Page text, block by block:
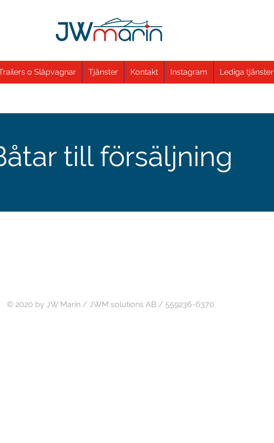
o Släpvagnar Tjänster Kontakt Instagram Lediga tjänster
till försäljning
© 2020 by JW Marin / JWM solutions AB / 559236-6370